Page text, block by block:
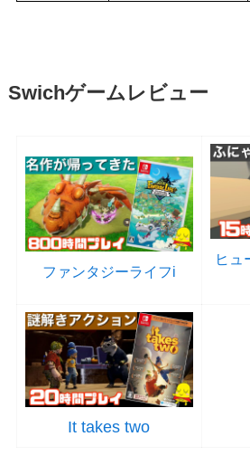
Swichゲームレビュー
ファンタジーライフi
ヒュ
It takes two